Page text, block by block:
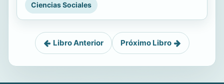
Ciencias Sociales
Libro Anterior Próximo Libro